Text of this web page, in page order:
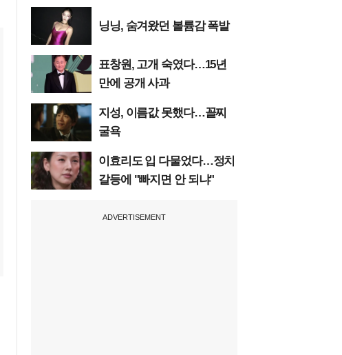
닝닝, 숨겨왔던 볼륨감 폭발
표창원, 고개 숙였다…15년
만에 공개 사과
지성, 이름값 못했다…꼴찌
굴욕
이효리도 입 다물었다…정치
갈등에 "빠지면 안 되냐"
ADVERTISEMENT